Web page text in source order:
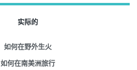
实际的
如何在野外生火
如何在南美洲旅行